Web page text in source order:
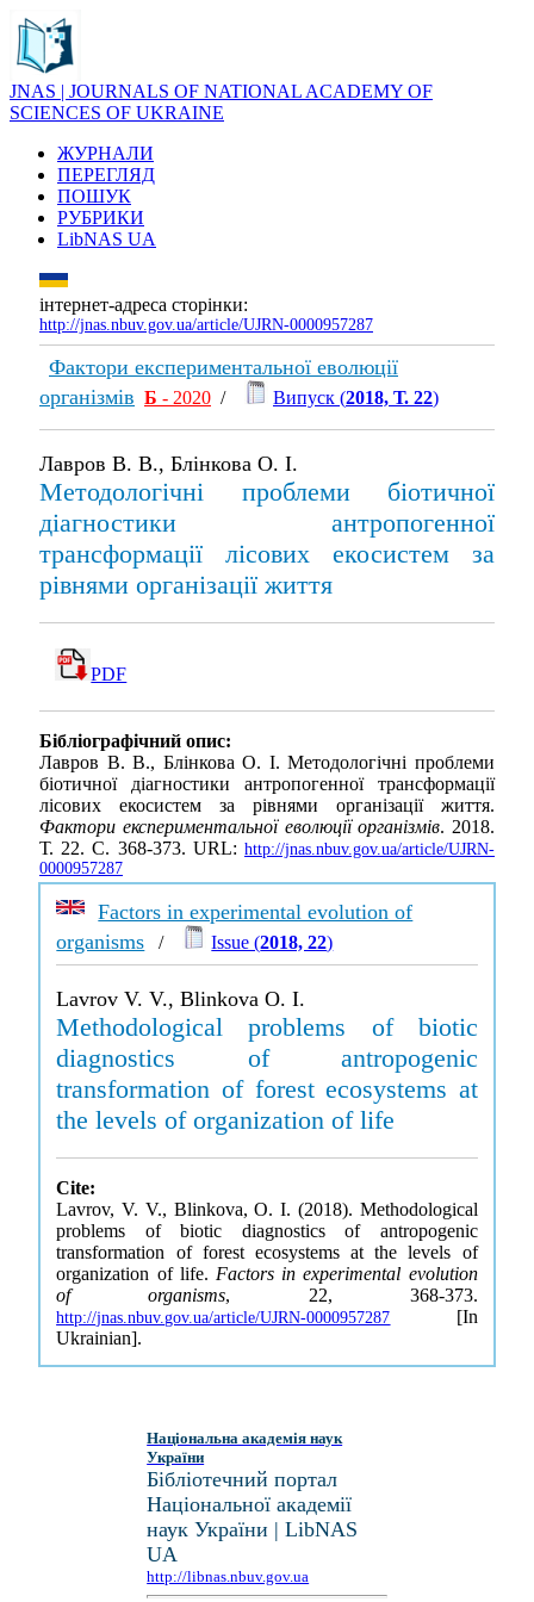
JNAS | JOURNALS OF NATIONAL ACADEMY OF
SCIENCES OF UKRAINE
ЖУРНАЛИ
ПЕРЕГЛЯД
ПОШУК
РУБРИКИ
LibNAS UA
інтернет-адреса сторінки:
http://jnas.nbuv.gov.ua/article/UJRN-0000957287
Фактори експериментальної еволюції
організмів Б - 2020 / Випуск (2018, Т. 22)
Лавров В. В., Блінкова О. І.
Методологічні проблеми біотичної
діагностики антропогенної
трансформації лісових екосистем за
рівнями організації життя
PDF
Бібліографічний опис:
Лавров В. В., Блінкова О. І. Методологічні проблеми
біотичної діагностики антропогенної трансформації
лісових екосистем за рівнями організації життя.
Фактори експериментальної еволюції організмів. 2018.
Т. 22. С. 368-373. URL: http://jnas.nbuv.gov.ua/article/UJRN-
0000957287
Factors in experimental evolution of
organisms / Issue (2018, 22)
Lavrov V. V., Blinkova O. I.
Methodological problems of biotic
diagnostics of antropogenic
transformation of forest ecosystems at
the levels of organization of life
Cite:
Lavrov, V. V., Blinkova, O. I. (2018). Methodological
problems of biotic diagnostics of antropogenic
transformation of forest ecosystems at the levels of
organization of life. Factors in experimental evolution
of organisms, 22, 368-373.
http://jnas.nbuv.gov.ua/article/UJRN-0000957287 [In
Ukrainian].
Національна академія наук
України
Бібліотечний портал
Національної академії
наук України | LibNAS
UA
http://libnas.nbuv.gov.ua